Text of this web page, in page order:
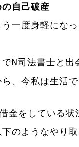
自己破産
一度身軽にな
N司法書士と出
、今私は生活
金をしている状
のようなやり取